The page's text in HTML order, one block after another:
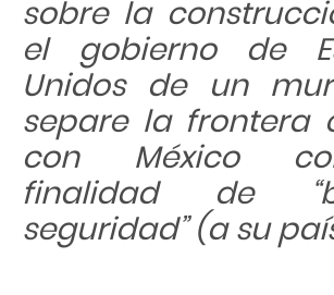
sobre la
el gobierno de
Unidos de un
separe la frontera
con México
finalidad de
seguridad” (a su